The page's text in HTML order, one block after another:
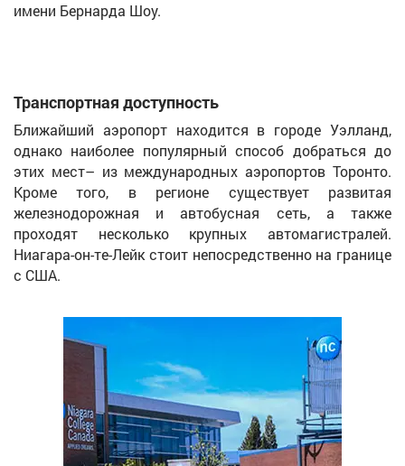
имени Бернарда Шоу.
Транспортная доступность
Ближайший аэропорт находится в городе Уэлланд,
однако наиболее популярный способ добраться до
этих мест– из международных аэропортов Торонто.
Кроме того, в регионе существует развитая
железнодорожная и автобусная сеть, а также
проходят несколько крупных автомагистралей.
Ниагара-он-те-Лейк стоит непосредственно на границе
с США.